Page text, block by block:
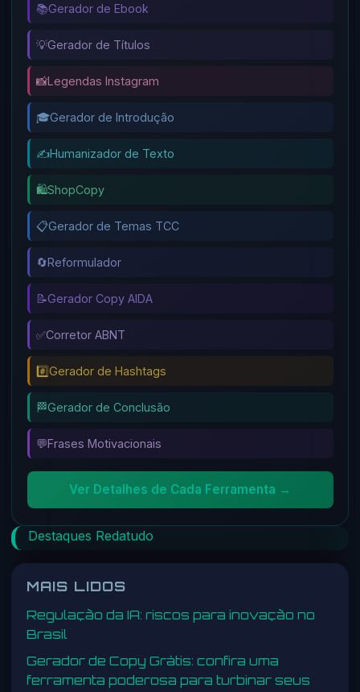
📚Gerador de Ebook
💡Gerador de Títulos
📸Legendas Instagram
🎓Gerador de Introdução
✍️Humanizador de Texto
🛍️ShopCopy
📋Gerador de Temas TCC
🔄Reformulador
📝Gerador Copy AIDA
✅Corretor ABNT
#️⃣Gerador de Hashtags
🏁Gerador de Conclusão
💬Frases Motivacionais
Ver Detalhes de Cada Ferramenta →
Destaques Redatudo
MAIS LIDOS
Regulação da IA: riscos para inovação no
Brasil
Gerador de Copy Grátis: confira uma
ferramenta poderosa para turbinar seus